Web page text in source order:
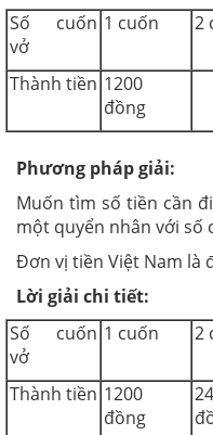
Số cuốn
vở
1 cuốn 2
Thành tiền 1200
đồng
Phương pháp giải:
Muốn tìm số tiền cần
một quyển nhân với số
Đơn vị tiền Việt Nam là
Lời giải chi tiết:
Số cuốn
vở
1 cuốn 2
Thành tiền 1200
đồng